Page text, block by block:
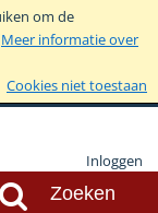
om de
Meer informatie over
Cookies niet toestaan
Inloggen